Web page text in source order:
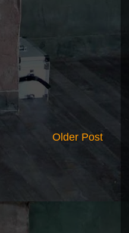
Older Post